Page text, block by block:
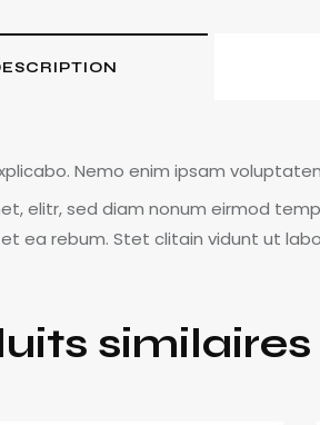
Nemo enim ipsam
elitr, sed diam nonum eirmod
ea rebum. Stet clitain vidunt ut
similaires